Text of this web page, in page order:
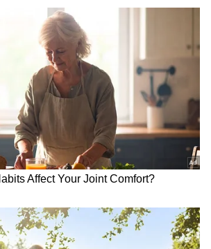
ಮಾಡಿಸಿ ಏಡ್ಸ್ ರಕ್ತ
ನರ್ಸ್
ಕರ್ನಾಟಕದ ಅಡಕೆಗೆ ಮಹಾರಾಷ್ಟ್ರ
ಕಿರಿಕ್; ವರ್ತಕರಿಗೆ ಸಂಕಷ್ಟ..!
ಅಡಕೆ ಖರೀದಿಗೆ ದೊಡ್ಡ ಹೊಡೆತ